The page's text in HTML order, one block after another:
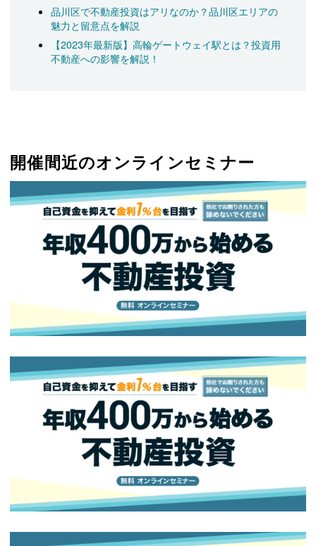
品川区で不動産投資はアリなのか？品川区エリアの
魅力と留意点を解説
【2023年最新版】高輪ゲートウェイ駅とは？投資用
不動産への影響を解説！
開催間近のオンラインセミナー